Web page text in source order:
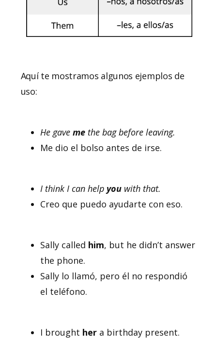
Aquí te mostramos algunos ejemplos de
uso:
He gave methe bag before leaving.
Me dio el bolso antes de irse.
I think I can help youwith that.
Creo que puedo ayudarte con eso.
Sally called him, but he didn’t answer
the phone.
Sally lo llamó, pero él no respondió
el teléfono.
I brought hera birthday present.